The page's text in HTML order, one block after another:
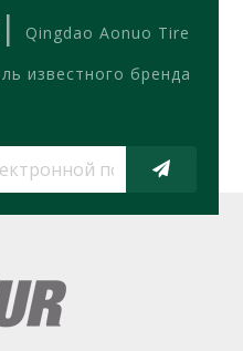
|
Qingdao Aonuo Tire
известного бренда